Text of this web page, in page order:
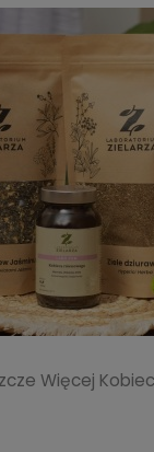
Więcej